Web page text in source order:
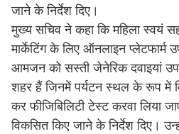
जाने के निर्देश दिए।
मुख्य सचिव ने कहा कि महिला स्वयं
मार्केटिंग के लिए ऑनलाइन
आमजन को सस्ती जेनेरिक दवाइयां
शहर हैं जिनमें पर्यटन स्थल के रूप में
कर फीजिबिलिटी टेस्ट करवा लिया
विकसित किए जाने के निर्देश दिए।